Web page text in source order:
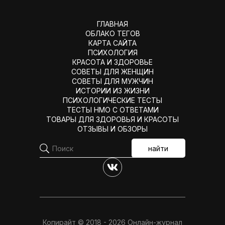
ГЛАВНАЯ
ОБЛАКО ТЕГОВ
КАРТА САЙТА
ПСИХОЛОГИЯ
КРАСОТА И ЗДОРОВЬЕ
СОВЕТЫ ДЛЯ ЖЕНЩИН
СОВЕТЫ ДЛЯ МУЖЧИН
ИСТОРИИ ИЗ ЖИЗНИ
ПСИХОЛОГИЧЕСКИЕ ТЕСТЫ
ТЕСТЫ НМО С ОТВЕТАМИ
ТОВАРЫ ДЛЯ ЗДОРОВЬЯ И КРАСОТЫ
ОТЗЫВЫ И ОБЗОРЫ
найти
Копирайт © 2018 - 2026 Онлайн-журнал